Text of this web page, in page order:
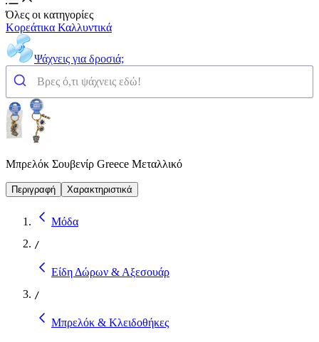
Όλες οι κατηγορίες
Κορεάτικα Καλλυντικά
Ψάχνεις για δροσιά;
Μπρελόκ Σουβενίρ Greece Μεταλλικό
Περιγραφή Χαρακτηριστικά
Μόδα
/
Είδη Δώρων & Αξεσουάρ
/
Μπρελόκ & Κλειδοθήκες